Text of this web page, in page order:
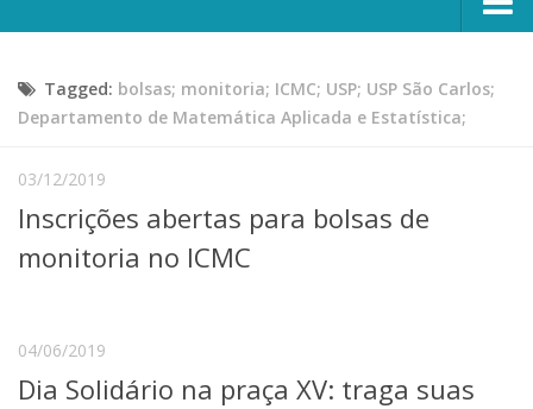
CONTATO
Escola, Institutos e Órgãos
Conselho Gestor e Dirigentes
Telefones e Mapas
Pessoas
Ensino
Cursos de Extensão
Pesquisa e Inovação
Tagged: bolsas; monitoria; ICMC; USP; USP São Carlos;
Departamento de Matemática Aplicada e Estatística;
03/12/2019
Inscrições abertas para bolsas de
monitoria no ICMC
04/06/2019
Dia Solidário na praça XV: traga suas